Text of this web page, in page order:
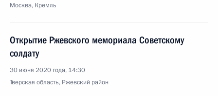
Москва, Кремль
Открытие Ржевского мемориала Советскому
солдату
30 июня 2020 года, 14:30
Тверская область, Ржевский район